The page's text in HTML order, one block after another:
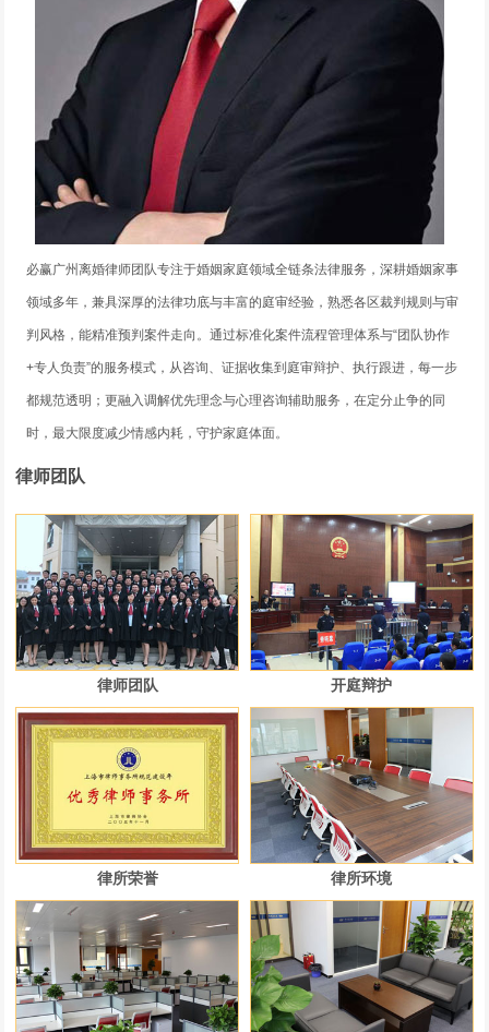
必赢广州离婚律师团队专注于婚姻家庭领域全链条法律服务，深耕婚姻家事
领域多年，兼具深厚的法律功底与丰富的庭审经验，熟悉各区裁判规则与审
判风格，能精准预判案件走向。通过标准化案件流程管理体系与“团队协作
+专人负责”的服务模式，从咨询、证据收集到庭审辩护、执行跟进，每一步
都规范透明；更融入调解优先理念与心理咨询辅助服务，在定分止争的同
时，最大限度减少情感内耗，守护家庭体面。
律师团队
律师团队 开庭辩护
律所荣誉 律所环境